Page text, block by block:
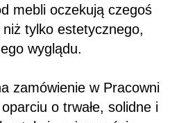
mebli oczekują czegoś
tylko estetycznego,
wyglądu.
zamówienie w Pracowni
o trwałe, solidne i